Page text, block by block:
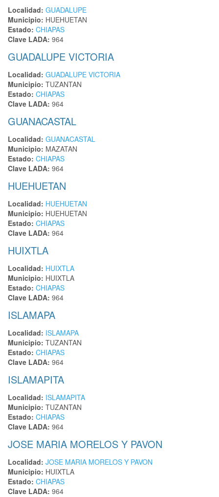
Localidad: GUADALUPE
Municipio: HUEHUETAN
Estado: CHIAPAS
Clave LADA: 964
GUADALUPE VICTORIA
Localidad: GUADALUPE VICTORIA
Municipio: TUZANTAN
Estado: CHIAPAS
Clave LADA: 964
GUANACASTAL
Localidad: GUANACASTAL
Municipio: MAZATAN
Estado: CHIAPAS
Clave LADA: 964
HUEHUETAN
Localidad: HUEHUETAN
Municipio: HUEHUETAN
Estado: CHIAPAS
Clave LADA: 964
HUIXTLA
Localidad: HUIXTLA
Municipio: HUIXTLA
Estado: CHIAPAS
Clave LADA: 964
ISLAMAPA
Localidad: ISLAMAPA
Municipio: TUZANTAN
Estado: CHIAPAS
Clave LADA: 964
ISLAMAPITA
Localidad: ISLAMAPITA
Municipio: TUZANTAN
Estado: CHIAPAS
Clave LADA: 964
JOSE MARIA MORELOS Y PAVON
Localidad: JOSE MARIA MORELOS Y PAVON
Municipio: HUIXTLA
Estado: CHIAPAS
Clave LADA: 964